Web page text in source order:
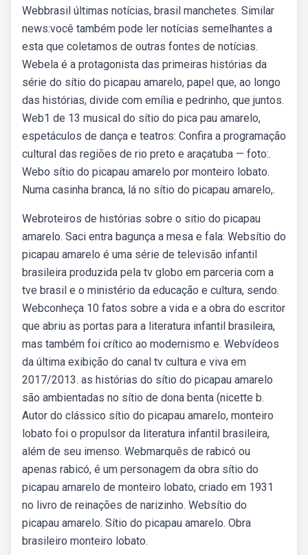
Webbrasil últimas notícias, brasil manchetes. Similar
news:você também pode ler notícias semelhantes a
esta que coletamos de outras fontes de notícias.
Webela é a protagonista das primeiras histórias da
série do sítio do picapau amarelo, papel que, ao longo
das histórias, divide com emília e pedrinho, que juntos.
Web1 de 13 musical do sítio do pica pau amarelo,
espetáculos de dança e teatros: Confira a programação
cultural das regiões de rio preto e araçatuba — foto:.
Webo sítio do picapau amarelo por monteiro lobato.
Numa casinha branca, lá no sítio do picapau amarelo,.
Webroteiros de histórias sobre o sitio do picapau
amarelo. Saci entra bagunça a mesa e fala: Websítio do
picapau amarelo é uma série de televisão infantil
brasileira produzida pela tv globo em parceria com a
tve brasil e o ministério da educação e cultura, sendo.
Webconheça 10 fatos sobre a vida e a obra do escritor
que abriu as portas para a literatura infantil brasileira,
mas também foi crítico ao modernismo e. Webvídeos
da última exibição do canal tv cultura e viva em
2017/2013. as histórias do sítio do picapau amarelo
são ambientadas no sítio de dona benta (nicette b.
Autor do clássico sítio do picapau amarelo, monteiro
lobato foi o propulsor da literatura infantil brasileira,
além de seu imenso. Webmarquês de rabicó ou
apenas rabicó, é um personagem da obra sítio do
picapau amarelo de monteiro lobato, criado em 1931
no livro de reinações de narizinho. Websítio do
picapau amarelo. Sítio do picapau amarelo. Obra
brasileiro monteiro lobato.